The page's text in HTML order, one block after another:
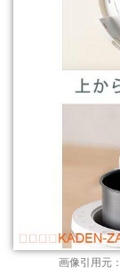
画像引用元